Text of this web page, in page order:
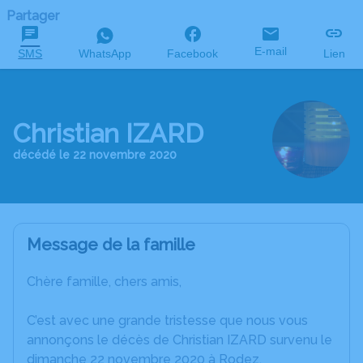
Partager
SMS WhatsApp Facebook E-mail Lien
Christian IZARD
décédé le 22 novembre 2020
Message de la famille
Chère famille, chers amis,
C’est avec une grande tristesse que nous vous
annonçons le décès de Christian IZARD survenu le
dimanche 22 novembre 2020 à Rodez.